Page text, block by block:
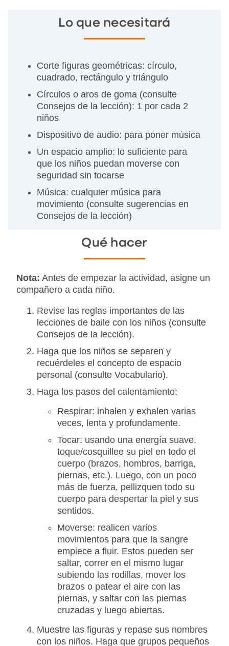
Lo que necesitará
Corte figuras geométricas: círculo,
cuadrado, rectángulo y triángulo
Círculos o aros de goma (consulte
Consejos de la lección): 1 por cada 2
niños
Dispositivo de audio: para poner música
Un espacio amplio: lo suficiente para
que los niños puedan moverse con
seguridad sin tocarse
Música: cualquier música para
movimiento (consulte sugerencias en
Consejos de la lección)
Qué hacer
Nota: Antes de empezar la actividad, asigne un
compañero a cada niño.
Revise las reglas importantes de las
lecciones de baile con los niños (consulte
Consejos de la lección).
Haga que los niños se separen y
recuérdeles el concepto de espacio
personal (consulte Vocabulario).
Haga los pasos del calentamiento:
Respirar: inhalen y exhalen varias
veces, lenta y profundamente.
Tocar: usando una energía suave,
toque/cosquillee su piel en todo el
cuerpo (brazos, hombros, barriga,
piernas, etc.). Luego, con un poco
más de fuerza, pellizquen todo su
cuerpo para despertar la piel y sus
sentidos.
Moverse: realicen varios
movimientos para que la sangre
empiece a fluir. Estos pueden ser
saltar, correr en el mismo lugar
subiendo las rodillas, mover los
brazos o patear el aire con las
piernas, y saltar con las piernas
cruzadas y luego abiertas.
Muestre las figuras y repase sus nombres
con los niños. Haga que grupos pequeños